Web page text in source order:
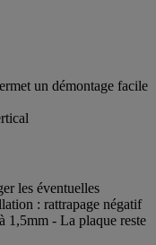
un démontage facile
les éventuelles
: rattrapage négatif
1,5mm - La plaque reste